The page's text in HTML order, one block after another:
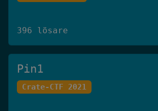
396 lösare
Pin1
Crate-CTF 2021